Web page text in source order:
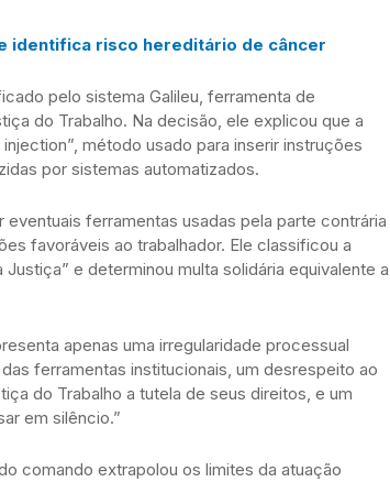
identifica risco hereditário de câncer
pelo sistema Galileu, ferramenta de
do Trabalho. Na decisão, ele explicou que a
método usado para inserir instruções
por sistemas automatizados.
ferramentas usadas pela parte contrária
favoráveis ao trabalhador. Ele classificou a
e determinou multa solidária equivalente a
apenas uma irregularidade processual
ferramentas institucionais, um desrespeito ao
do Trabalho a tutela de seus direitos, e um
em silêncio.”
comando extrapolou os limites da atuação